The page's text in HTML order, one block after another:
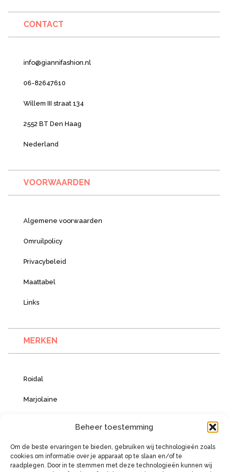
Beheer toestemming
Om de beste ervaringen te bieden, gebruiken wij technologieën zoals
cookies om informatie over je apparaat op te slaan en/of te
raadplegen. Door in te stemmen met deze technologieën kunnen wij
CONTACT
info@giannifashion.nl
06-82647610
Willem III straat 134
2552 BT Den Haag
Nederland
VOORWAARDEN
Algemene voorwaarden
Omruilpolicy
Privacybeleid
Maattabel
Links
MERKEN
Roidal
Marjolaine
BETAALMOGELIJKHEDEN